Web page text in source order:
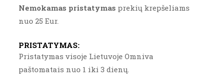
Nemokamas pristatymas prekių krepšeliams
nuo 25 Eur.
PRISTATYMAS:
Pristatymas visoje Lietuvoje Omniva
paštomatais nuo 1 iki 3 dienų.